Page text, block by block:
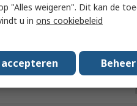
"Alles weigeren". Dit kan de
u in ons cookiebeleid